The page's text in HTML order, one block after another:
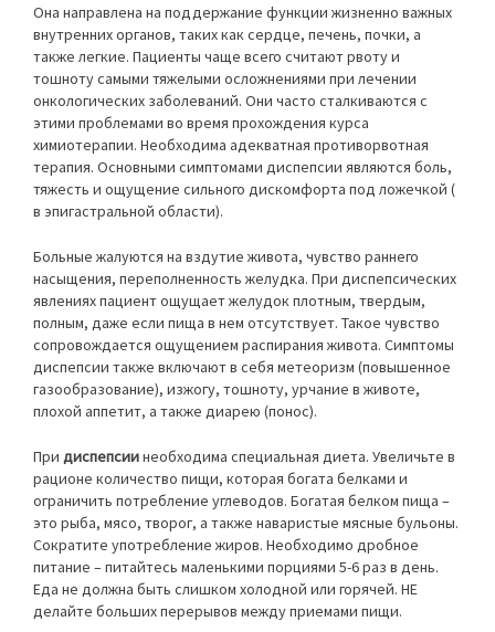
Она направлена на поддержание функции жизненно важных
внутренних органов, таких как сердце, печень, почки, а
также легкие. Пациенты чаще всего считают рвоту и
тошноту самыми тяжелыми осложнениями при лечении
онкологических заболеваний. Они часто сталкиваются с
этими проблемами во время прохождения курса
химиотерапии. Необходима адекватная противорвотная
терапия. Основными симптомами диспепсии являются боль,
тяжесть и ощущение сильного дискомфорта под ложечкой (
в эпигастральной области).
Больные жалуются на вздутие живота, чувство раннего
насыщения, переполненность желудка. При диспепсических
явлениях пациент ощущает желудок плотным, твердым,
полным, даже если пища в нем отсутствует. Такое чувство
сопровождается ощущением распирания живота. Симптомы
диспепсии также включают в себя метеоризм (повышенное
газообразование), изжогу, тошноту, урчание в животе,
плохой аппетит, а также диарею (понос).
При диспепсиинеобходима специальная диета. Увеличьте в
рационе количество пищи, которая богата белками и
ограничить потребление углеводов. Богатая белком пища –
это рыба, мясо, творог, а также наваристые мясные бульоны.
Сократите употребление жиров. Необходимо дробное
питание – питайтесь маленькими порциями 5-6 раз в день.
Еда не должна быть слишком холодной или горячей. НЕ
делайте больших перерывов между приемами пищи.